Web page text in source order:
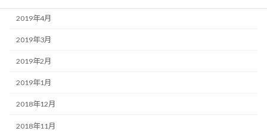
2019年4月
2019年3月
2019年2月
2019年1月
2018年12月
2018年11月